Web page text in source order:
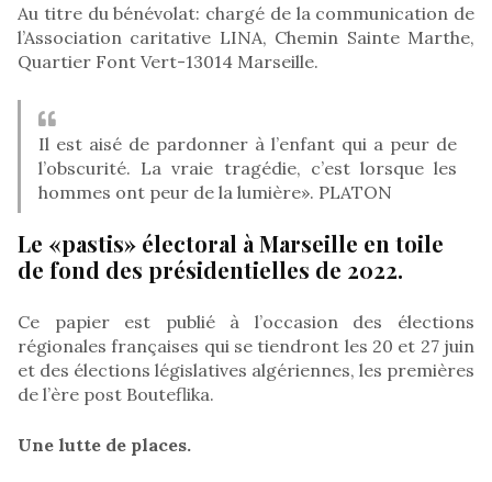
Au titre du bénévolat: chargé de la communication de
l’Association caritative LINA, Chemin Sainte Marthe,
Quartier Font Vert-13014 Marseille.
Il est aisé de pardonner à l’enfant qui a peur de
l’obscurité. La vraie tragédie, c’est lorsque les
hommes ont peur de la lumière». PLATON
Le «pastis» électoral à Marseille en toile
de fond des présidentielles de 2022.
Ce papier est publié à l’occasion des élections
régionales françaises qui se tiendront les 20 et 27 juin
et des élections législatives algériennes, les premières
de l’ère post Bouteflika.
Une lutte de places.